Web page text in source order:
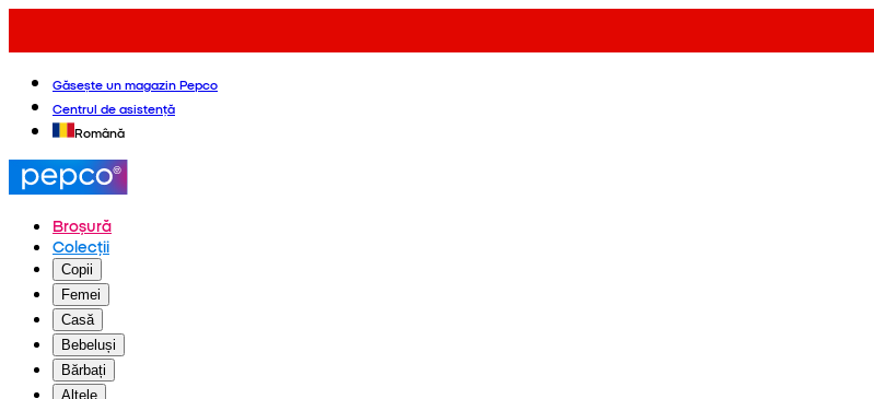
Găsește un magazin Pepco
Centrul de asistență
Română
Broșură
Colecții
Copii
Femei
Casă
Bebeluși
Bărbați
Altele